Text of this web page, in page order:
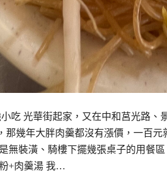
吃 光華街起家，又在中和莒光路、
那幾年大胖肉羹都沒有漲價，一百
無裝潢、騎樓下擺幾張桌子的用餐
+肉羹湯 我…